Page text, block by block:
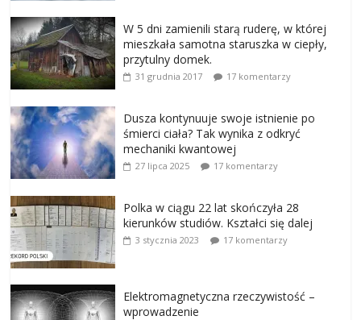
W 5 dni zamienili starą ruderę, w której
mieszkała samotna staruszka w ciepły,
przytulny domek.
31 grudnia 2017 17 komentarzy
Dusza kontynuuje swoje istnienie po
śmierci ciała? Tak wynika z odkryć
mechaniki kwantowej
27 lipca 2025 17 komentarzy
Polka w ciągu 22 lat skończyła 28
kierunków studiów. Kształci się dalej
3 stycznia 2023 17 komentarzy
Elektromagnetyczna rzeczywistość –
wprowadzenie